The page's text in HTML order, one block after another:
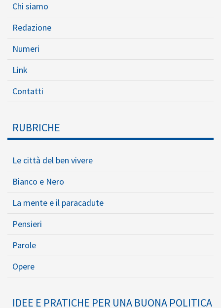
Chi siamo
Redazione
Numeri
Link
Contatti
RUBRICHE
Le città del ben vivere
Bianco e Nero
La mente e il paracadute
Pensieri
Parole
Opere
IDEE E PRATICHE PER UNA BUONA POLITICA